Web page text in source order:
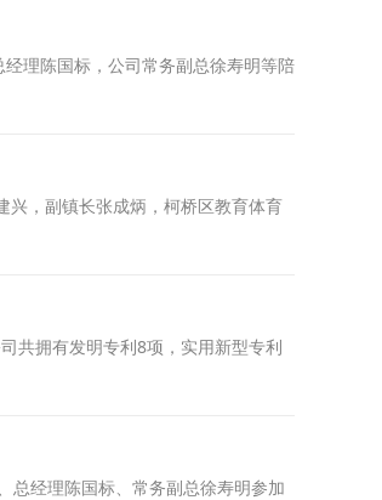
理陈国标，公司常务副总徐寿明等陪
兴，副镇长张成炳，柯桥区教育体育
共拥有发明专利8项，实用新型专利
总经理陈国标、常务副总徐寿明参加